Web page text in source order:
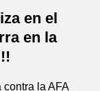
en el
en la